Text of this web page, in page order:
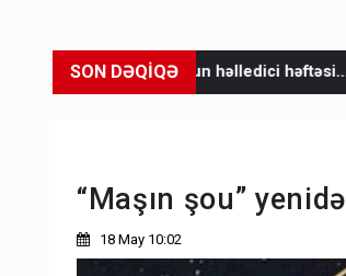
SON DƏQİQƏ
həlledici həftəsi... Gedişi var, dönüşü
“Maşın şou”
18 May 10:02